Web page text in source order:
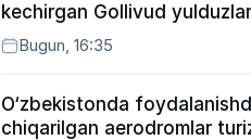
kechirgan Gollivud
Bugun, 16:35
O‘zbekistonda
chiqarilgan aerodromlar